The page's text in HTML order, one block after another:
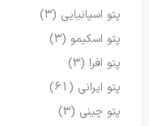
پتو اسپانیایی (3)
پتو اسکیمو (3)
پتو افرا (3)
پتو ایرانی (61)
پتو چینی (3)